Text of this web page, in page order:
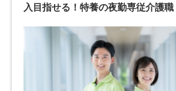
入目指せる！特養の夜勤専従介護職